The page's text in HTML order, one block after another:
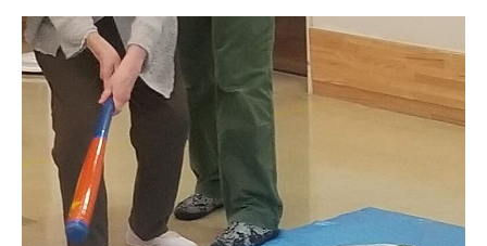
貸室
アクセス
お問い合わせ